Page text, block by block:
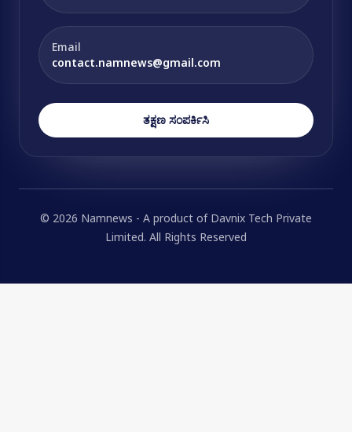
Email
contact.namnews@gmail.com
ತಕ್ಷಣ ಸಂಪರ್ಕಿಸಿ
© 2026 Namnews - A product of Davnix Tech Private
Limited. All Rights Reserved